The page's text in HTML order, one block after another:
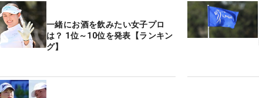
一緒にお酒を飲みたい女子プロ
は？ 1位～10位を発表【ランキン
グ】